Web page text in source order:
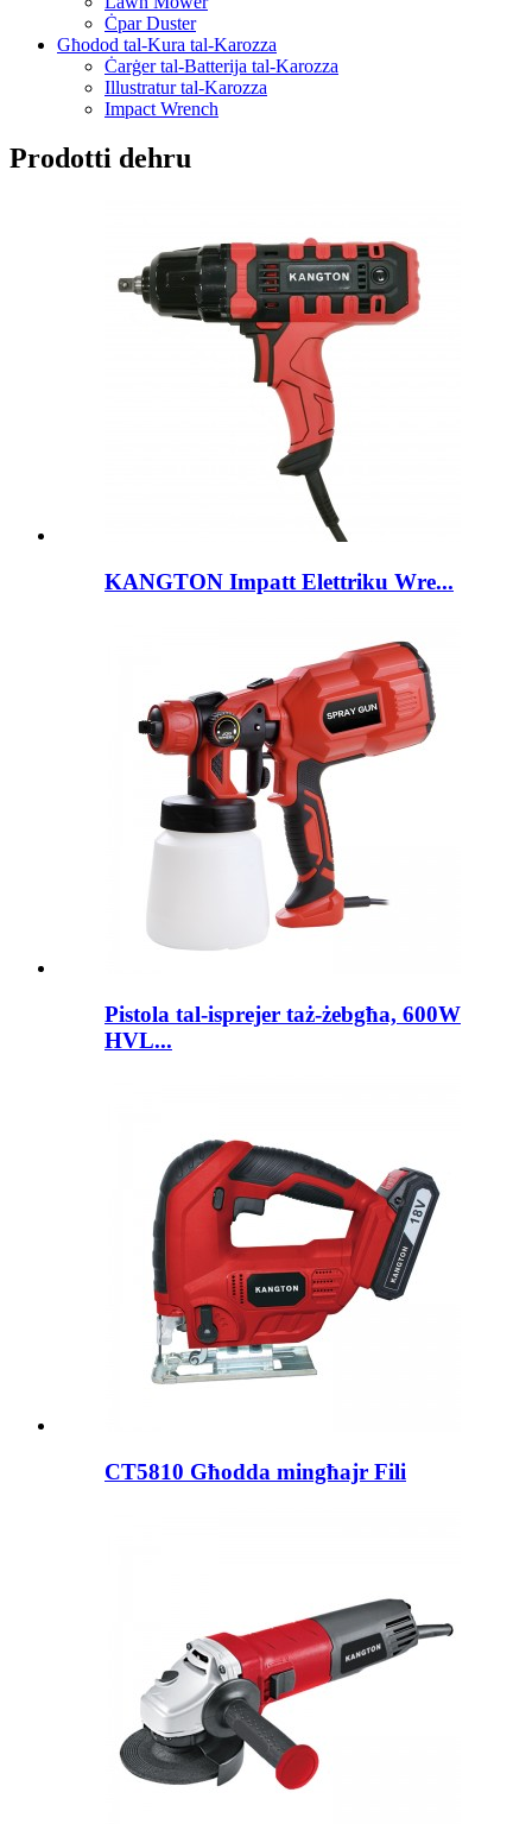
Ċpar Duster
Għodod tal-Kura tal-Karozza
Ċarġer tal-Batterija tal-Karozza
Illustratur tal-Karozza
Impact Wrench
Prodotti dehru
KANGTON Impatt Elettriku Wre...
Pistola tal-isprejer taż-żebgħa, 600W
HVL...
CT5810 Għodda mingħajr Fili